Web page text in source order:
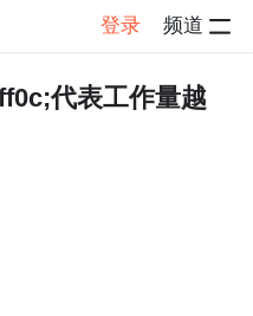
登录 频道
论 帖子详情
代表工作量越